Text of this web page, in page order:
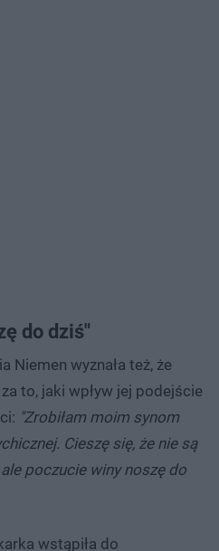
do dziś"
Niemen wyznała też, że
to, jaki wpływ jej podejście
"Zrobiłam moim synom
Cieszę się, że nie są
poczucie winy noszę do
wstąpiła do